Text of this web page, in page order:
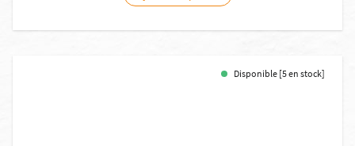
Disponible [5 en stock]